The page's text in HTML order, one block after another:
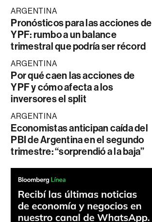
ARGENTINA
Pronósticos para las acciones de
YPF: rumbo a un balance
trimestral que podría ser récord
ARGENTINA
Por qué caen las acciones de
YPF y cómo afecta a los
inversores el split
ARGENTINA
Economistas anticipan caída del
PBI de Argentina en el segundo
trimestre: “sorprendió a la baja”